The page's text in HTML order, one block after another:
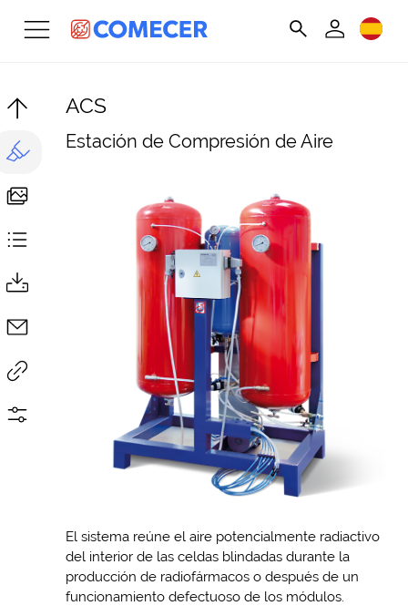
ACS
Estación de Compresión de Aire
El sistema reúne el aire potencialmente radiactivo
del interior de las celdas blindadas durante la
producción de radiofármacos o después de un
funcionamiento defectuoso de los módulos.